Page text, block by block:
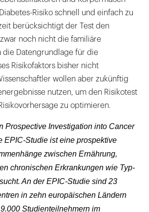
Risiko schnell und einfach zu
berücksichtigt der Test den
noch nicht die familiäre
die Datengrundlage für die
Risikofaktors bisher nicht
wollen aber zukünftig
nutzen, um den Risikotest
zu optimieren.
Prospective Investigation into Cancer
EPIC-Studie ist eine prospektive
zwischen Ernährung,
chronischen Erkrankungen wie Typ-
An der EPIC-Studie sind 23
in zehn europäischen Ländern
Studienteilnehmern im